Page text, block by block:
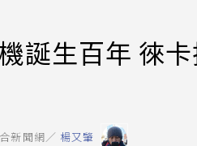
誕生百年 徠
新聞網／ 楊又肇